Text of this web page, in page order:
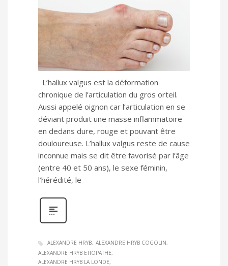
L’hallux valgus est la déformation
chronique de l’articulation du gros orteil.
Aussi appelé oignon car l’articulation en se
déviant produit une masse inflammatoire
en dedans dure, rouge et pouvant être
douloureuse. L’hallux valgus reste de cause
inconnue mais se dit être favorisé par l’âge
(entre 40 et 50 ans), le sexe féminin,
l’hérédité, le
ALEXANDRE HRYB ALEXANDRE HRYB COGOLIN
ALEXANDRE HRYB ETIOPATHE
ALEXANDRE HRYB LA LONDE